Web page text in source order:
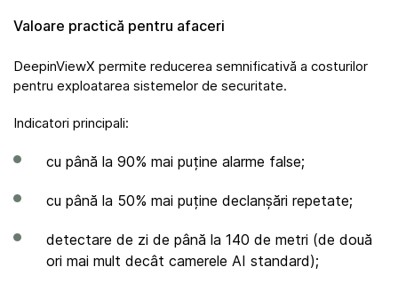
Valoare practică pentru afaceri
DeepinViewX permite reducerea semnificativă a costurilor
pentru exploatarea sistemelor de securitate.
Indicatori principali:
cu până la 90% mai puține alarme false;
cu până la 50% mai puține declanșări repetate;
detectare de zi de până la 140 de metri (de două
ori mai mult decât camerele AI standard);